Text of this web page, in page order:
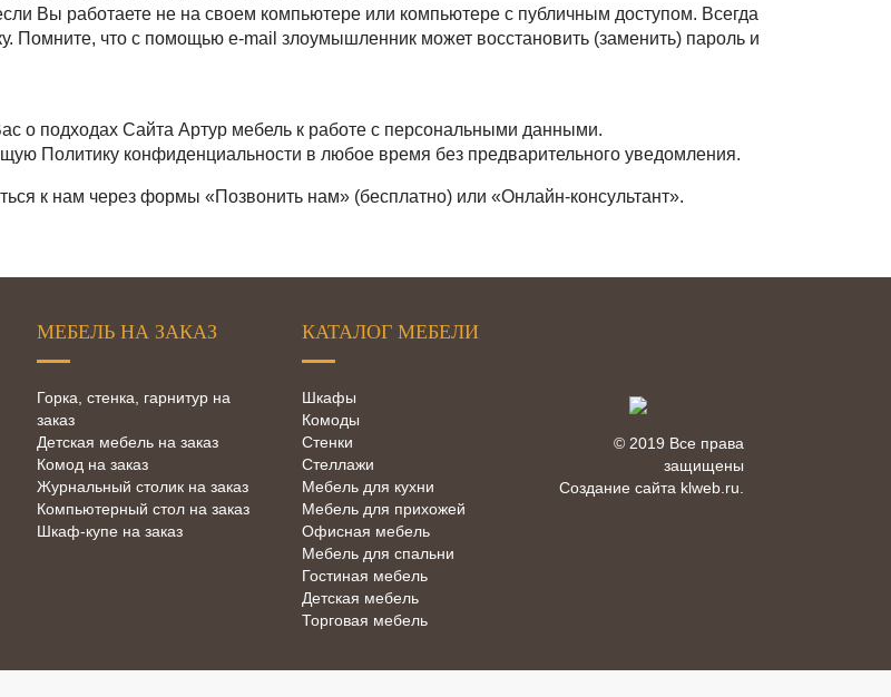
Вы работаете не на своем компьютере или компьютере с публичным доступом. Всегда
Помните, что с помощью e-mail злоумышленник может восстановить (заменить) пароль и
о подходах Сайта Артур мебель к работе с персональными данными.
Политику конфиденциальности в любое время без предварительного уведомления.
к нам через формы «Позвонить нам» (бесплатно) или «Онлайн-консультант».
МЕБЕЛЬ НА ЗАКАЗ
Горка, стенка, гарнитур на
заказ
Детская мебель на заказ
Комод на заказ
Журнальный столик на заказ
Компьютерный стол на заказ
Шкаф-купе на заказ
КАТАЛОГ МЕБЕЛИ
Шкафы
Комоды
Стенки
Стеллажи
Мебель для кухни
Мебель для прихожей
Офисная мебель
Мебель для спальни
Гостиная мебель
Детская мебель
Торговая мебель
© 2019 Все права
защищены
Создание сайта klweb.ru